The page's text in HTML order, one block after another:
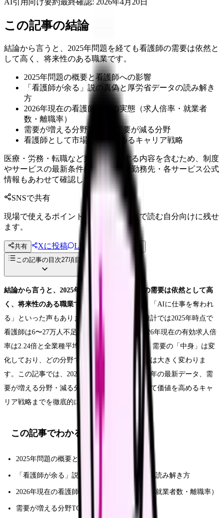
この記事の結論
結論から言うと、2025年問題を経ても看護師の需要は依然と
して高く、将来性のある職業です。
2025年問題の概要と看護師への影響
「看護師が余る」説の真偽と厚労省データの読み解き
方
2026年現在の看護師需要の実態（求人倍率・就業者
数・離職率）
需要が増える分野TOP5と需要が減る分野
看護師として市場価値を高めるキャリア戦略
医療・労務・転職など判断に影響する内容を含むため、制度
やサービスの最新条件は公的機関・勤務先・各サービス公式
情報もあわせて確認してください。
SNSで共有
現場で使えるポイントを、同僚やあとで読む自分向けに残せ
ます。
共有 Xに投稿 LINE
投稿文コピー
この記事の目次27項目
結論から言うと、2025年問題を経ても看護師の需要は依然として高
く、将来性のある職業です。
「看護師は余る」「AIに仕事を奪われ
る」といった声もありますが、厚生労働省の推計では2025年時点で
看護師は6〜27万人不足する見込みであり、2026年現在の有効求人倍
率は2.24倍と全業種平均の約2倍です。ただし、需要の「中身」は変
化しており、どの分野で働くかによって将来性は大きく変わりま
す。この記事では、2025年問題の概要から2026年の最新データ、需
要が増える分野・減る分野、そして看護師として価値を高めるキャ
リア戦略までを徹底的に解説します。
この記事でわかること
2025年問題の概要と看護師への影響
「看護師が余る」説の真偽と厚労省データの読み解き方
2026年現在の看護師需要の実態（求人倍率・就業者数・離職率）
需要が増える分野TOP5と需要が減る分野